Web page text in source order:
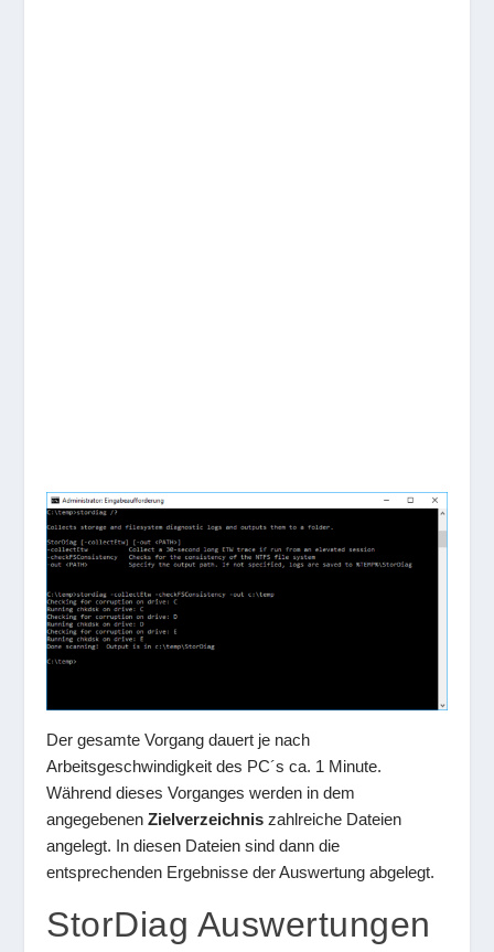
Der gesamte Vorgang dauert je nach
Arbeitsgeschwindigkeit des PC´s ca. 1 Minute.
Während dieses Vorganges werden in dem
angegebenenZielverzeichnis zahlreiche Dateien
angelegt. In diesen Dateien sind dann die
entsprechenden Ergebnisse der Auswertung abgelegt.
StorDiag Auswertungen